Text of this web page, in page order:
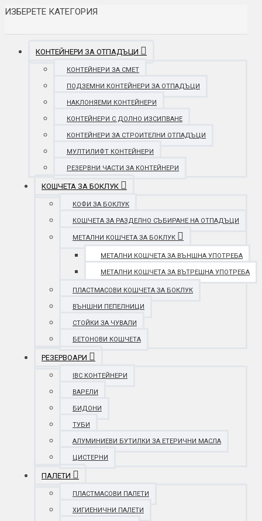
ИЗБЕРЕТЕ КАТЕГОРИЯ
КОНТЕЙНЕРИ ЗА ОТПАДЪЦИ
КОНТЕЙНЕРИ ЗА СМЕТ
ПОДЗЕМНИ КОНТЕЙНЕРИ ЗА ОТПАДЪЦИ
НАКЛОНЯЕМИ КОНТЕЙНЕРИ
КОНТЕЙНЕРИ С ДОЛНО ИЗСИПВАНЕ
КОНТЕЙНЕРИ ЗА СТРОИТЕЛНИ ОТПАДЪЦИ
МУЛТИЛИФТ КОНТЕЙНЕРИ
РЕЗЕРВНИ ЧАСТИ ЗА КОНТЕЙНЕРИ
КОШЧЕТА ЗА БОКЛУК
КОФИ ЗА БОКЛУК
КОШЧЕТА ЗА РАЗДЕЛНО СЪБИРАНЕ НА ОТПАДЪЦИ
МЕТАЛНИ КОШЧЕТА ЗА БОКЛУК
МЕТАЛНИ КОШЧЕТА ЗА ВЪНШНА УПОТРЕБА
МЕТАЛНИ КОШЧЕТА ЗА ВЪТРЕШНА УПОТРЕБА
ПЛАСТМАСОВИ КОШЧЕТА ЗА БОКЛУК
ВЪНШНИ ПЕПЕЛНИЦИ
СТОЙКИ ЗА ЧУВАЛИ
БЕТОНОВИ КОШЧЕТА
РЕЗЕРВОАРИ
IBC КОНТЕЙНЕРИ
ВАРЕЛИ
БИДОНИ
ТУБИ
АЛУМИНИЕВИ БУТИЛКИ ЗА ЕТЕРИЧНИ МАСЛА
ЦИСТЕРНИ
ПАЛЕТИ
ПЛАСТМАСОВИ ПАЛЕТИ
ХИГИЕНИЧНИ ПАЛЕТИ